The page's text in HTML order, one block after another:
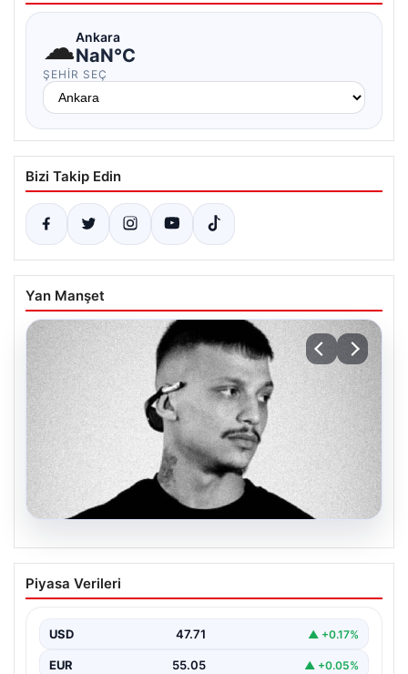
☁Ankara
NaN°C
ŞEHIR SEÇ
Bizi Takip Edin
Yan Manşet
06.08.2026
Klibinde silah kullanan rapçi Yuşa
Keskin ile 3 şüpheli adli kontrol ile
Piyasa Verileri
USD 47.71 ▲ +0.17%
EUR 55.05 ▲ +0.05%